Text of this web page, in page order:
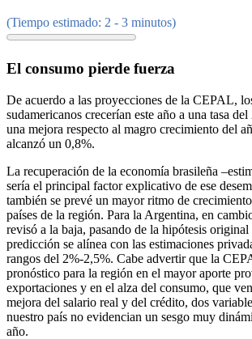
(Tiempo estimado: 2 - 3 minutos)
El consumo pierde fuerza
De acuerdo a las proyecciones de la CEPAL,
sudamericanos crecerían este año a una tasa
una mejora respecto al magro crecimiento del
alcanzó un 0,8%.
La recuperación de la economía brasileña
sería el principal factor explicativo de ese
también se prevé un mayor ritmo de
países de la región. Para la Argentina, en
revisó a la baja, pasando de la hipótesis
predicción se alínea con las estimaciones
rangos del 2%-2,5%. Cabe advertir que la
pronóstico para la región en el mayor aporte
exportaciones y en el alza del consumo, que
mejora del salario real y del crédito, dos
nuestro país no evidencian un sesgo muy
año.